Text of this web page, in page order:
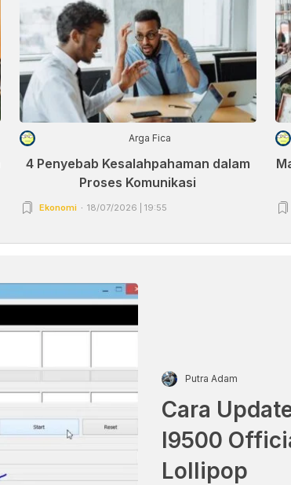
Arga Fica
4 Penyebab Kesalahpahaman dalam
Proses Komunikasi
Ekonomi 18/07/2026 | 19:55
Putra Adam
Cara
I9500
Lollipop